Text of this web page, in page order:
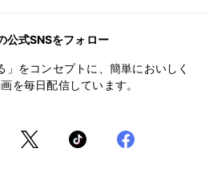
公式SNSをフォロー
」をコンセプトに、簡単においしく
を毎日配信しています。